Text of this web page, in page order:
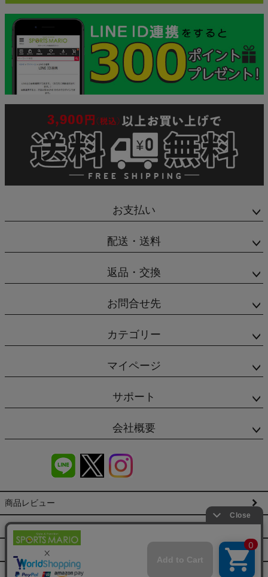
お支払い
配送・送料
返品・交換
お問合せ先
カテゴリー
マイページ
サポート
会社概要
商品レビュー
会社概要（HP）
特定商取引法に基づく表示